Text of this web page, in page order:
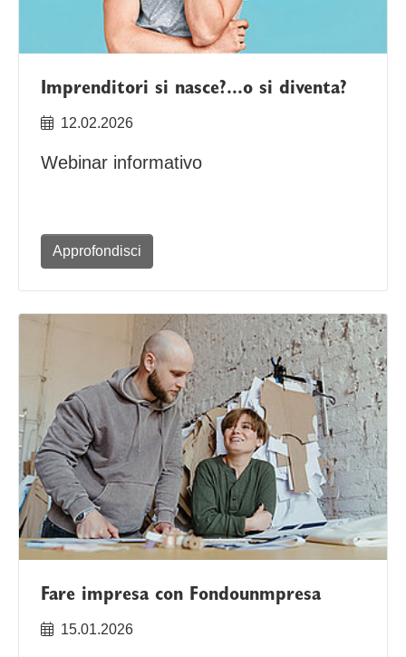
Imprenditori si nasce?...o si diventa?
12.02.2026
Webinar informativo
Approfondisci
Fare impresa con Fondounmpresa
15.01.2026